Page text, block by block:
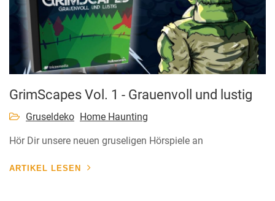
GrimScapes Vol. 1 - Grauenvoll und lustig
Gruseldeko Home Haunting
Hör Dir unsere neuen gruseligen Hörspiele an
ARTIKEL LESEN